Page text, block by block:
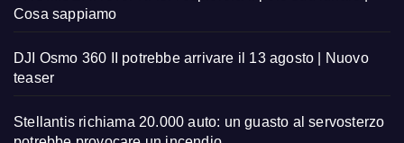
Cosa sappiamo
DJI Osmo 360 II potrebbe arrivare il 13 agosto | Nuovo
teaser
Stellantis richiama 20.000 auto: un guasto al servosterzo